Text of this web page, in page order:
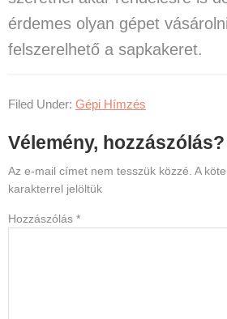
érdemes olyan gépet
felszerelhető a sapkakeret.
Filed Under: Gépi Hímzés
Reader
Interactions
Vélemény, hozzászólás?
Az e-mail címet nem tesszük közzé. A
karakterrel jelöltük
Hozzászólás *